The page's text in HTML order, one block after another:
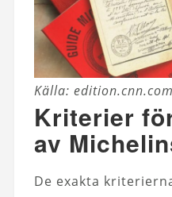
Källa: edition.cnn.com
Kriterier
av
De exakta